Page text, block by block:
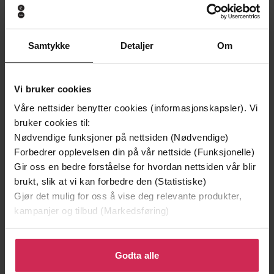
Samtykke Detaljer Om
Vi bruker cookies
Våre nettsider benytter cookies (informasjonskapsler). Vi
bruker cookies til:
Nødvendige funksjoner på nettsiden (Nødvendige)
Forbedrer opplevelsen din på vår nettside (Funksjonelle)
Gir oss en bedre forståelse for hvordan nettsiden vår blir
brukt, slik at vi kan forbedre den (Statistiske)
Gjør det mulig for oss å vise deg relevante produkter,
kampanjer og tilbud (Markedsføring)
Klikk på «Godta alle» for å gi oss ditt samtykke til å
bruke cookies for alle disse formålene. Du kan også
tilpasse ditt samtykke til spesifikke formål ved å klikke
Godta alle
199,-
Minnesota
Jo Nesbø
EBOK
349,-
Jørn Lier Horst
EBOK
Longlisted for the Women’s Prize for
Kirsty Capes(forfatter),